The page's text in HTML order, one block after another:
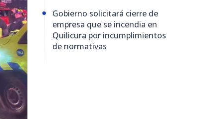
Gobierno solicitará cierre de
empresa que se incendia en
Quilicura por incumplimientos
de normativas